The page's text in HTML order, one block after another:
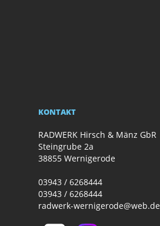
KONTAKT
RADWERK Hirsch & Mänz GbR
Steingrube 2a
38855 Wernigerode
03943 / 6268444
03943 / 6268444
radwerk-wernigerode@web.de